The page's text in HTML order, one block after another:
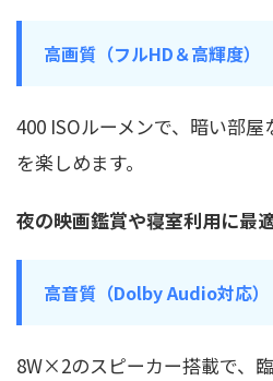
高画質（フルHD＆高輝度）
400 ISOルーメンで、暗い部
を楽しめます。
夜の映画鑑賞や寝室利用に最
高音質（Dolby Audio対応）
8W×2のスピーカー搭載で、